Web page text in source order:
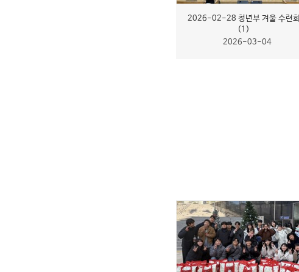
2026-02-28 청년부 겨울 수련회
(1)
2026-03-04